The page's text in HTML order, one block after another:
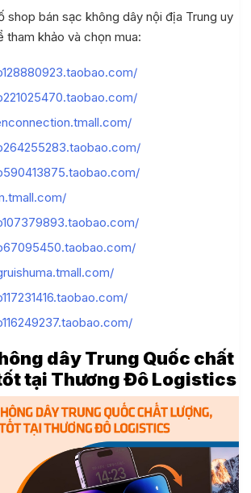
shop bán sạc không dây nội địa Trung uy
tham khảo và chọn mua:
dây Trung Quốc chất
tại Thương Đô Logistics